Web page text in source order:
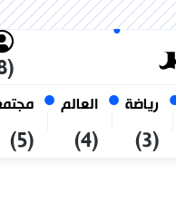
رياضة
(3)
العالم
(4)
(5)
(8)
الجزائر